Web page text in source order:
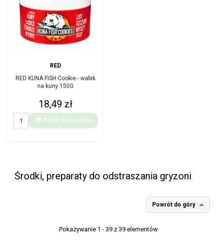
RED
RED KUNA FISH Cookie - wabik
na kuny 150G
Cena
18,49 zł
 Dodaj do koszyka
Środki, preparaty do odstraszania gryzoni
Powrót do góry 
Pokazywanie 1 - 39 z 39 elementów